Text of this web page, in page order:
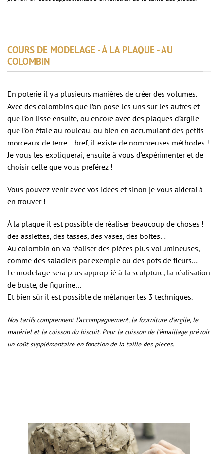
COURS DE MODELAGE - À LA PLAQUE - AU
COLOMBIN
En poterie il y a plusieurs manières de créer des volumes.
Avec des colombins que l’on pose les uns sur les autres et
que l’on lisse ensuite, ou encore avec des plaques d’argile
que l’on étale au rouleau, ou bien en accumulant des petits
morceaux de terre… bref, il existe de nombreuses méthodes !
Je vous les expliquerai, ensuite à vous d’expérimenter et de
choisir celle que vous préférez !
Vous pouvez venir avec vos idées et sinon je vous aiderai à
en trouver !
À la plaque il est possible de réaliser beaucoup de choses !
des assiettes, des tasses, des vases, des boites…
Au colombin on va réaliser des pièces plus volumineuses,
comme des saladiers par exemple ou des pots de fleurs…
Le modelage sera plus approprié à la sculpture, la réalisation
de buste, de figurine…
Et bien sûr il est possible de mélanger les 3 techniques.
Nos tarifs comprennent l’accompagnement, la fourniture d’argile, le
matériel et la cuisson du biscuit. Pour la cuisson de l’émaillage prévoir
un coût supplémentaire en fonction de la taille des pièces.